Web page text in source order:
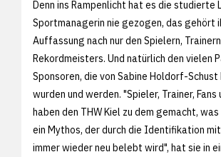
Denn ins Rampenlicht hat es die studierte
Sportmanagerin nie gezogen, das gehört
Auffassung nach nur den Spielern,
Rekordmeisters. Und natürlich den vielen
Sponsoren, die von Sabine Holdorf-
wurden und werden. "Spieler, Trainer, Fans
haben den THW Kiel zu dem gemacht,
ein Mythos, der durch die Identifikation
immer wieder neu belebt wird", hat sie in